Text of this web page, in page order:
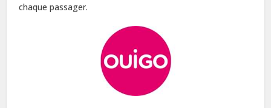
chaque passager.